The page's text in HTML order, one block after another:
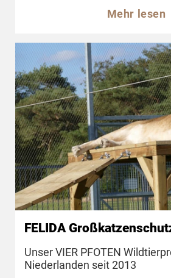
Mehr lesen
FELIDA
Unser VIER PFOTEN
Niederlanden seit 2013